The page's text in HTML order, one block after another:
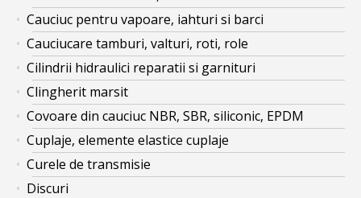
Cauciuc pentru vapoare, iahturi si barci
Cauciucare tamburi, valturi, roti, role
Cilindrii hidraulici reparatii si garnituri
Clingherit marsit
Covoare din cauciuc NBR, SBR, siliconic, EPDM
Cuplaje, elemente elastice cuplaje
Curele de transmisie
Discuri